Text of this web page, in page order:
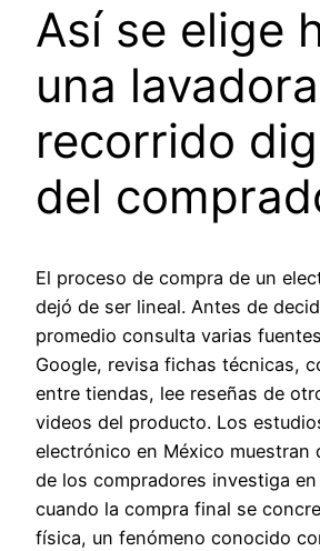
Así se elige
una
recorrido
del
El proceso de compra de un
dejó de ser lineal. Antes de
promedio consulta varias
Google, revisa fichas técnicas,
entre tiendas, lee reseñas de
videos del producto. Los
electrónico en México muestran
de los compradores investiga
cuando la compra final se
física, un fenómeno conocido